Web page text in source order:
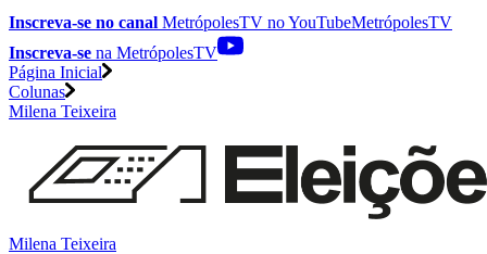
Inscreva-se no canal MetrópolesTV noYouTubeMetrópolesTV
Inscreva-se na MetrópolesTV
Página Inicial
Colunas
Milena Teixeira
Milena Teixeira